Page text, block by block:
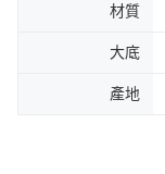
材質
大底
產地